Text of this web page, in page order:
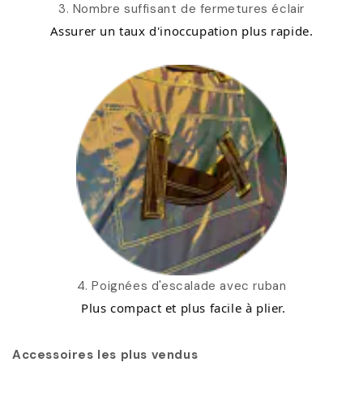
3. Nombre suffisant de fermetures éclair
Assurer un taux d'inoccupation plus rapide.
4. Poignées d'escalade avec ruban
Plus compact et plus facile à plier.
Accessoires les plus vendus